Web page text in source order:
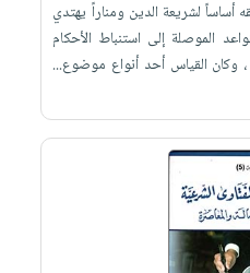
أساساً لشريعة الدين ومناراً يهتدي
الموصلة إلى استنباط الأحكام
، وكان القياس أحد أنواع موضوع...